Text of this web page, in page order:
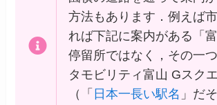
方法もあります．例えば
れば下記に案内がある「富
停留所ではなく，その一
タモビリティ富山 Gスク
（「 日本一長い駅名 」だ